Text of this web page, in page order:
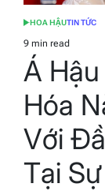
POSTED
IN
HOA HẬUTIN TỨC
Estimated
read
time
9 min read
Á
Hóa
Với
Tại